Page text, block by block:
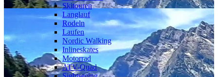
Skitouren
Langlauf
Rodeln
Laufen
Nordic Walking
Inlineskates
Motorrad
ATV-Quad